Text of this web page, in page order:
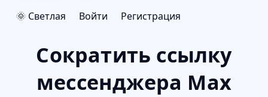
🌞 Светлая
Войти Регистрация
Сократить ссылку
мессенджера Max